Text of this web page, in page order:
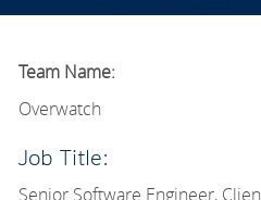
Team Name:
Overwatch
Job Title:
Senior Software Engineer,